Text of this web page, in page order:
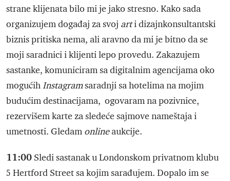
strane klijenata bilo mi je jako stresno. Kako sada
organizujem događaj za svoj arti dizajnkonsultantski
biznis pritiska nema, ali aravno da mi je bitno da se
moji saradnici i klijenti lepo provedu. Zakazujem
sastanke, komuniciram sa digitalnim agencijama oko
mogućihInstagramsaradnji sa hotelima na mojim
budućim destinacijama, ogovaram na pozivnice,
rezervišem karte za sledeće sajmove nameštaja i
umetnosti. Gledam onlineaukcije.
11:00 Sledi sastanak u Londonskom privatnom klubu
5 Hertford Street sa kojim sarađujem. Dopalo im se